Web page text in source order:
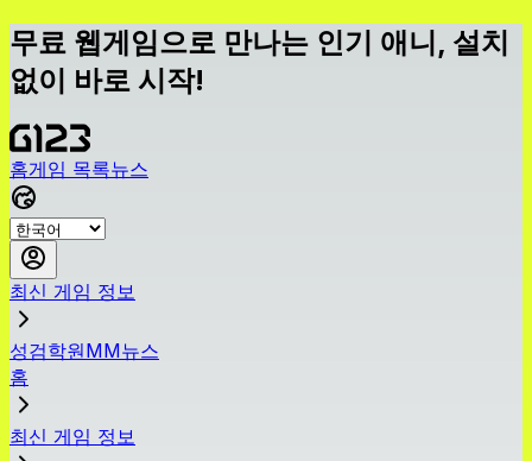
무료 웹게임으로 만나는 인기 애니, 설치
없이 바로 시작!
홈게임 목록뉴스
최신 게임 정보
성검학원MM뉴스
홈
최신 게임 정보